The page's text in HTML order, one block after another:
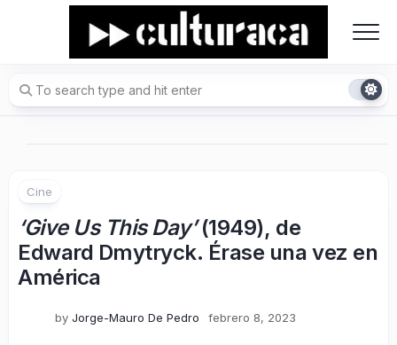
Cine
‘Give Us This Day’(1949), de
Edward Dmytryck. Érase una vez en
América
by Jorge-Mauro De Pedro febrero 8, 2023